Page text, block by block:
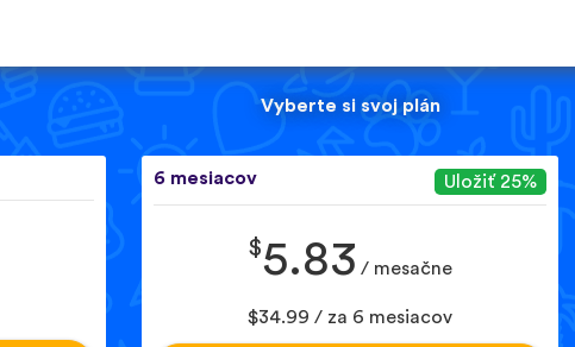
Vyberte si svoj plán
6 mesiacov Uložiť 25%
$5.83 / mesačne
$34.99 / za 6 mesiacov